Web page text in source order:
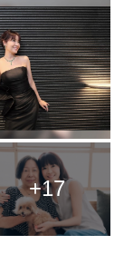
+17